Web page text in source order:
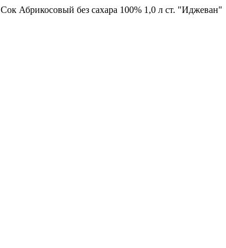
Сок Абрикосовый без сахара 100% 1,0 л ст. "Иджеван"